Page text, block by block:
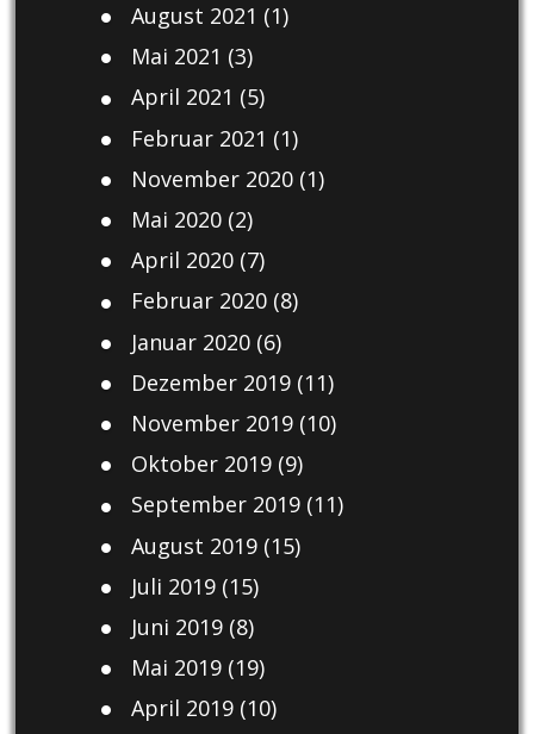
August 2021 (1)
Mai 2021 (3)
April 2021 (5)
Februar 2021 (1)
November 2020(1)
Mai 2020(2)
April 2020(7)
Februar 2020(8)
Januar 2020(6)
Dezember 2019(11)
November 2019(10)
Oktober 2019(9)
September 2019(11)
August 2019(15)
Juli 2019(15)
Juni 2019(8)
Mai 2019(19)
April 2019(10)